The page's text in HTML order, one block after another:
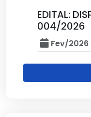
EDITAL:
004/2026
Fev/2026